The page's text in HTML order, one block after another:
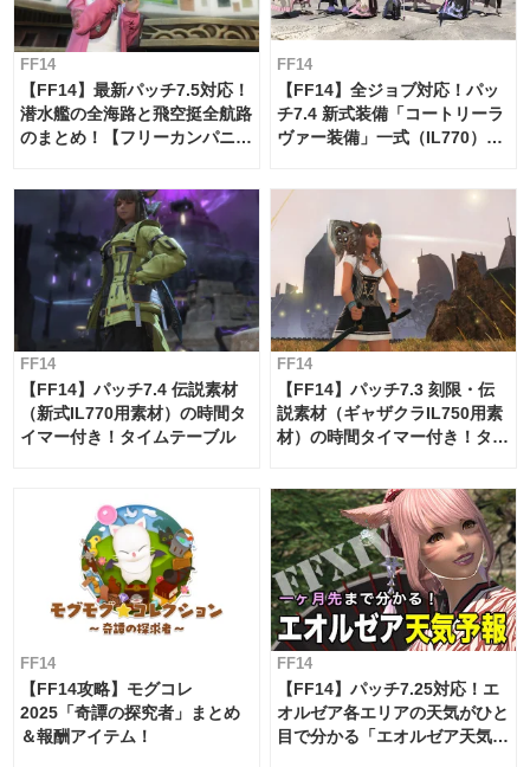
FF14
【FF14】最新パッチ7.5対応！
潜水艦の全海路と飛空挺全航路
のまとめ！【フリーカンパニ
FF14
【FF14】全ジョブ対応！パッ
チ7.4 新式装備「コートリーラ
ヴァー装備」一式（IL770）の
FF14
【FF14】パッチ7.4 伝説素材
（新式IL770用素材）の時間タ
イマー付き！タイムテーブル
FF14
【FF14】パッチ7.3 刻限・伝
説素材（ギャザクラIL750用素
材）の時間タイマー付き！タイ
FF14
【FF14攻略】モグコレ
2025「奇譚の探究者」まとめ
＆報酬アイテム！
FF14
【FF14】パッチ7.25対応！エ
オルゼア各エリアの天気がひと
目で分かる「エオルゼア天気予